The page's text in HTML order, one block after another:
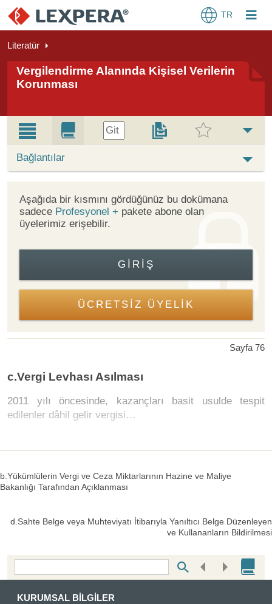
TR
Literatür
Vergilendirme Alanında Kişisel Verilerin
Korunması
Git
Bağlantılar
Aşağıda bir kısmını gördüğünüz bu dokümana
sadece Profesyonel + pakete abone olan
üyelerimiz erişebilir.
GIRIŞ
ÜCRETSİZ ÜYELİK
Sayfa 76
c.Vergi Levhası Asılması
2011 yılı öncesinde, kazançları basit usulde tespit
edilenler dâhil gelir vergisi…
b.Yükümlülerin Vergi ve Ceza Miktarlarının Hazine ve Maliye
Bakanlığı Tarafından Açıklanması
d.Sahte Belge veya Muhteviyatı İtibarıyla Yanıltıcı Belge Düzenleyen
ve Kullananların Bildirilmesi
Bottom Search Toolbar Highlight Text
KURUMSAL BİLGİLER